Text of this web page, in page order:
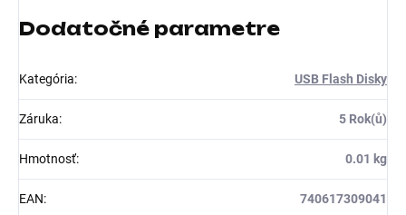
Dodatočné parametre
Kategória: USB Flash Disky
Záruka: 5 Rok(ů)
Hmotnosť: 0.01 kg
EAN: 740617309041